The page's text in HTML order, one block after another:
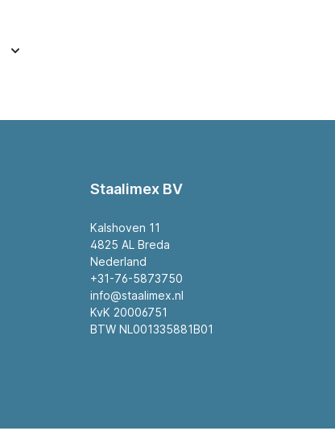
Staalimex BV
Kalshoven 11
4825 AL Breda
Nederland
+31-76-5873750
info@staalimex.nl
KvK 20006751
BTW NL001335881B01